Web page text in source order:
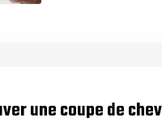
une coupe de